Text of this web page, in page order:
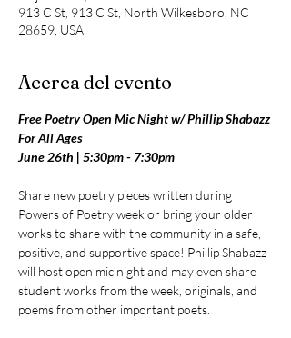
913 C St, 913 C St, North Wilkesboro, NC
28659, USA
Acerca del evento
Free Poetry Open Mic Night w/ Phillip Shabazz
For All Ages
June 26th | 5:30pm - 7:30pm
Share new poetry pieces written during
Powers of Poetry week or bring your older
works to share with the community in a safe,
positive, and supportive space! Phillip Shabazz
will host open mic night and may even share
student works from the week, originals, and
poems from other important poets.